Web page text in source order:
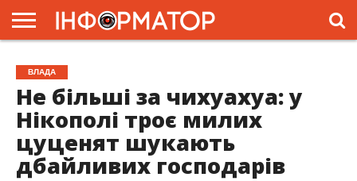
ГОЛОВНА
ЖИТТЯ
ВЛАДА
ГРОШІ
ТРЕШ
ПРЕС-
РЕЛІЗИ
РЕКЛАМА
ПРОЕКТИ
ВЛАДА
Не більші за чихуахуа: у
Нікополі троє милих
цуценят шукають
дбайливих господарів